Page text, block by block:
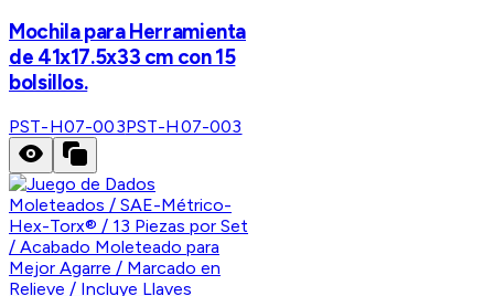
Mochila para Herramienta
de 41x17.5x33 cm con 15
bolsillos.
PST-H07-003PST-H07-003